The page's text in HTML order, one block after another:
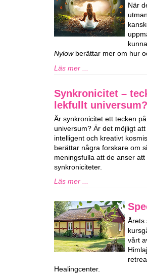
När
Nylowberättar mer om hur
Läs mer ...
Synkronicitet –
lekfullt universum?
Är synkronicitet ett tecken
universum? Är det möjligt
intelligent och kreativt
berättar några forskare om
meningsfulla att de anser
synkroniciteter.
Läs mer ...
Årets
vårt
Healingcenter.